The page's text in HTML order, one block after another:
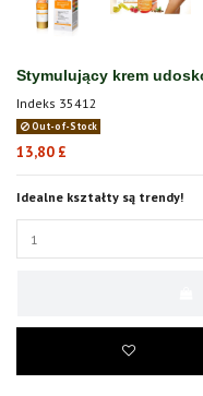
Stymulujący krem
Indeks 35412
Out-of-Stock
13,80 £
Idealne kształty są trendy!